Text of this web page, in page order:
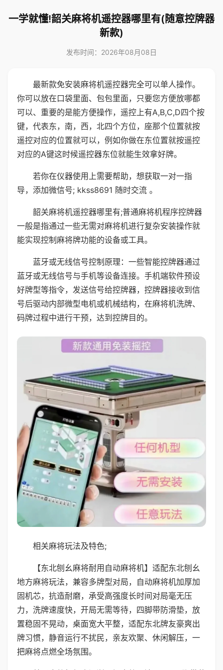
一学就懂!韶关麻将机遥控器哪里有(随意控牌器
新款)
发布时间：2026年08月08日
最新款免安装麻将机遥控器完全可以单人操作。
你可以放在口袋里面、包包里面，只要您方便放哪都
可以、重要的是能方便操作，遥控上有A,B,C,D四个按
键，代表东，南，西，北四个方位，座那个位置就按
遥控对应的位置就可以，例如你做在东位置就按遥控
对应的A键这时候遥控器东位就能生效拿好牌。
若你在仪器使用上需要帮助，想获取一对一指
导，添加微信号; kkss8691 随时交流 。
韶关麻将机遥控器哪里有;普通麻将机程序控牌器
一般是指通过一些无需对麻将机进行复杂安装操作就
能实现控制麻将牌功能的设备或工具。
蓝牙或无线信号控制原理：一些智能控牌器通过
蓝牙或无线信号与手机等设备连接。手机端软件预设
好牌型等指令，发送信号给控牌器，控牌器接收到信
号后驱动内部微型电机或机械结构，在麻将机洗牌、
码牌过程中进行干预，达到控牌目的。
相关麻将玩法及特色;
【东北刨幺麻将耐用自动麻将机】适配东北刨幺
地方麻将玩法，兼容多牌型对局，自动麻将机加厚加
固机芯，抗造耐磨，承受高强度长时间对局毫无压
力，洗牌速度快，开局无需等待，四脚带防滑垫，放
置稳固不晃动，桌面宽大平整，适配东北牌友豪爽出
牌习惯，静音运行不扰民，亲友欢聚、休闲解压，一
把麻将点燃全场氛围。